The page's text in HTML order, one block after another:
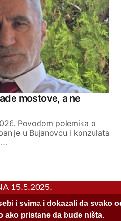
mostove, a ne
Povodom polemika o
u Bujanovcu i konzulata
15.5.2025.
i svima i dokazali da svako
ako pristane da bude ništa.